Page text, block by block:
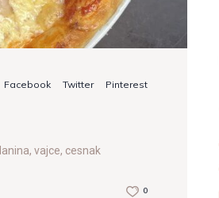
Facebook Twitter Pinterest
vajce, cesnak
0